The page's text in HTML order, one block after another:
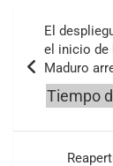
entradas
El
el inicio de
Maduro